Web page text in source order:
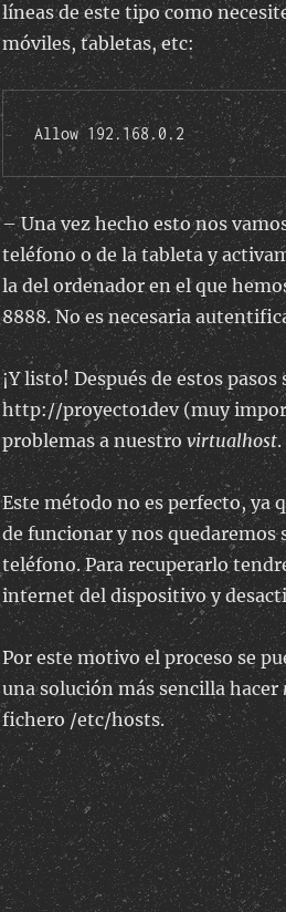
líneas de este tipo como
móviles, tabletas, etc:
Allow 192.168.0.2
– Una vez hecho esto nos
teléfono o de la tableta y
la del ordenador en el que
8888. No es necesaria
¡Y listo! Después de estos
http://proyecto1dev (muy
problemas a nuestro virtualhost.
Este método no es perfecto, ya
de funcionar y nos quedaremos
teléfono. Para recuperarlo
internet del dispositivo y
Por este motivo el proceso se
una solución más sencilla hacer
fichero /etc/hosts.